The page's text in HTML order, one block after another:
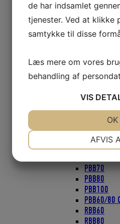
Blokke Ronstan
Blokke serie
Blokke
Faldudtag
Mini Blokke
PBB16
PBB40
PBB50
PBB70
PBB80
PBB100
PBB60/80
RBB60
RBB80
de har indsamlet
tjenester. Ved at klikke
samtykke til disse
Læs mere om vores
behandling af
VIS
MARKETING
AFVIS
OK